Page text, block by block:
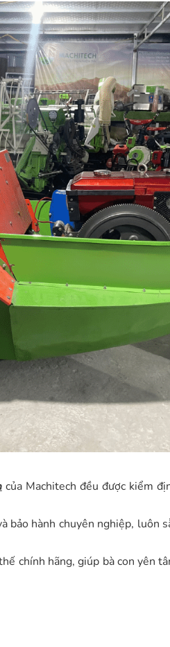
của Machitech đều được kiểm
bảo hành chuyên nghiệp, luôn
chính hãng, giúp bà con yên